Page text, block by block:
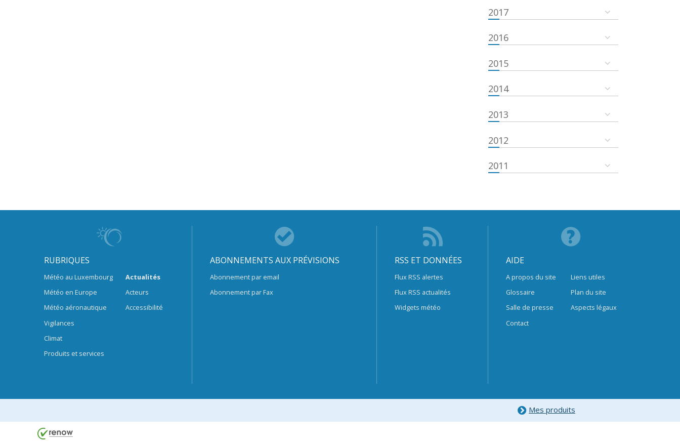
2017
2016
2015
2014
2013
2012
2011
RUBRIQUES
Météo au Luxembourg
Météo en Europe
Météo aéronautique
Vigilances
Climat
Produits et services
Actualités
Acteurs
Accessibilité
ABONNEMENTS AUX PRÉVISIONS
Abonnement par email
Abonnement par Fax
RSS ET DONNÉES
Flux RSS alertes
Flux RSS actualités
Widgets météo
AIDE
A propos du site
Glossaire
Salle de presse
Contact
Liens utiles
Plan du site
Aspects légaux
Mes produits